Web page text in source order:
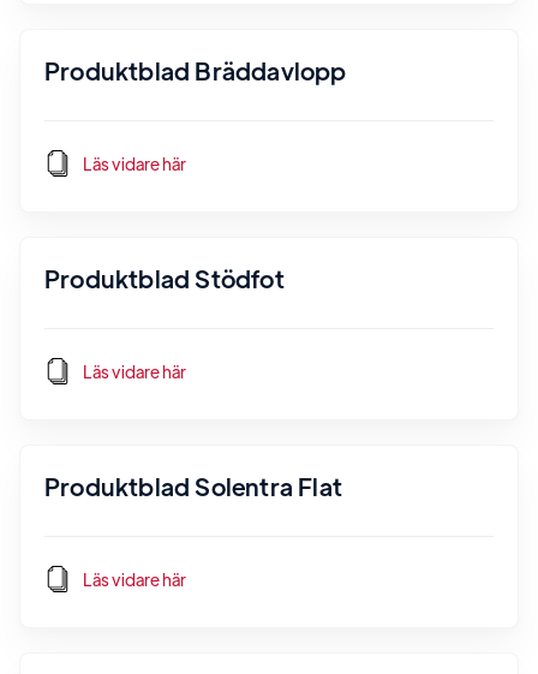
Produktblad Bräddavlopp
Läs vidare här
Produktblad Stödfot
Läs vidare här
Produktblad Solentra Flat
Läs vidare här